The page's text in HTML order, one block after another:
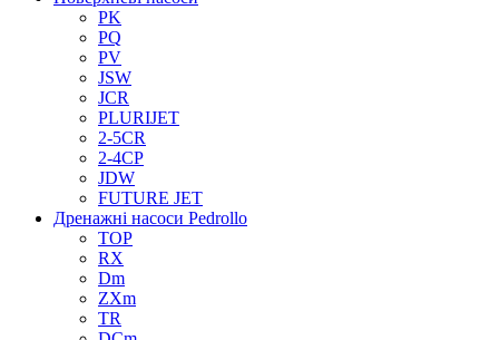
PK
PQ
PV
JSW
JCR
PLURIJET
2-5CR
2-4CP
JDW
FUTURE JET
Дренажні насоси Pedrollo
TOP
RX
Dm
ZXm
TR